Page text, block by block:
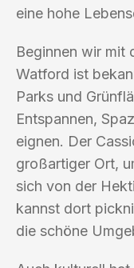
eine hohe
Beginnen wir mit
Watford ist
Parks und
Entspannen,
eignen. Der
großartiger Ort,
sich von der
kannst dort
die schöne